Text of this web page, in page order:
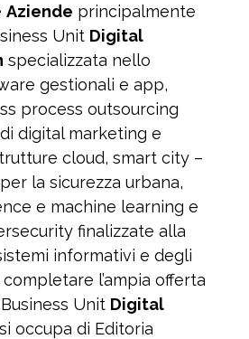
Aziende principalmente
Unit Digital
specializzata nello
gestionali e app,
process outsourcing
digital marketing e
cloud, smart city –
la sicurezza urbana,
e machine learning e
finalizzate alla
informativi e degli
l’ampia offerta
Unit Digital
occupa di Editoria